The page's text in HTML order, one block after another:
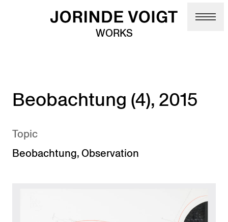
Skip to main content
WORKS
Beobachtung (4), 2015
Topic
Beobachtung,Observation